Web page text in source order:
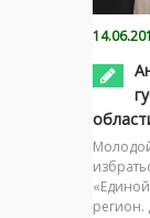
регион.